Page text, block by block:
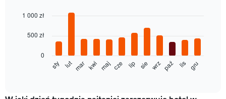
chart
bars.
Poniższy
cenę
graphic.
sty lut mar kwi maj cze lip sie wrz paź lis gru
0
500 zł
1 000 zł